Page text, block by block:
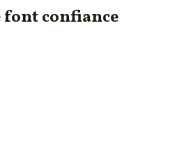
font confiance